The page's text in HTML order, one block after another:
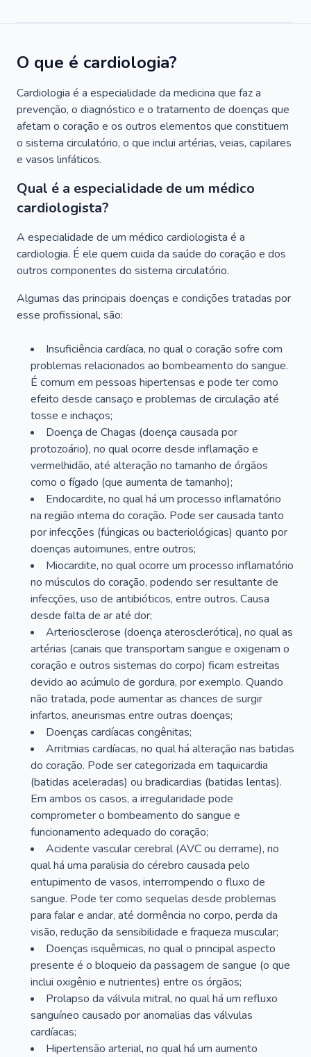
O que é cardiologia?
Cardiologia é a especialidade da medicina que faz a
prevenção, o diagnóstico e o tratamento de doenças que
afetam o coração e os outros elementos que constituem
o sistema circulatório, o que inclui artérias, veias, capilares
e vasos linfáticos.
Qual é a especialidade de um médico
cardiologista?
A especialidade de um médico cardiologista é a
cardiologia. É ele quem cuida da saúde do coração e dos
outros componentes do sistema circulatório.
Algumas das principais doenças e condições tratadas por
esse profissional, são:
Insuficiência cardíaca, no qual o coração sofre com
problemas relacionados ao bombeamento do sangue.
É comum em pessoas hipertensas e pode ter como
efeito desde cansaço e problemas de circulação até
tosse e inchaços;
Doença de Chagas (doença causada por
protozoário), no qual ocorre desde inflamação e
vermelhidão, até alteração no tamanho de órgãos
como o fígado (que aumenta de tamanho);
Endocardite, no qual há um processo inflamatório
na região interna do coração. Pode ser causada tanto
por infecções (fúngicas ou bacteriológicas) quanto por
doenças autoimunes, entre outros;
Miocardite, no qual ocorre um processo inflamatório
no músculos do coração, podendo ser resultante de
infecções, uso de antibióticos, entre outros. Causa
desde falta de ar até dor;
Arteriosclerose (doença aterosclerótica), no qual as
artérias (canais que transportam sangue e oxigenam o
coração e outros sistemas do corpo) ficam estreitas
devido ao acúmulo de gordura, por exemplo. Quando
não tratada, pode aumentar as chances de surgir
infartos, aneurismas entre outras doenças;
Doenças cardíacas congênitas;
Arritmias cardíacas, no qual há alteração nas batidas
do coração. Pode ser categorizada em taquicardia
(batidas aceleradas) ou bradicardias (batidas lentas).
Em ambos os casos, a irregularidade pode
comprometer o bombeamento do sangue e
funcionamento adequado do coração;
Acidente vascular cerebral (AVC ou derrame), no
qual há uma paralisia do cérebro causada pelo
entupimento de vasos, interrompendo o fluxo de
sangue. Pode ter como sequelas desde problemas
para falar e andar, até dormência no corpo, perda da
visão, redução da sensibilidade e fraqueza muscular;
Doenças isquêmicas, no qual o principal aspecto
presente é o bloqueio da passagem de sangue (o que
inclui oxigênio e nutrientes) entre os órgãos;
Prolapso da válvula mitral, no qual há um refluxo
sanguíneo causado por anomalias das válvulas
cardíacas;
Hipertensão arterial, no qual há um aumento